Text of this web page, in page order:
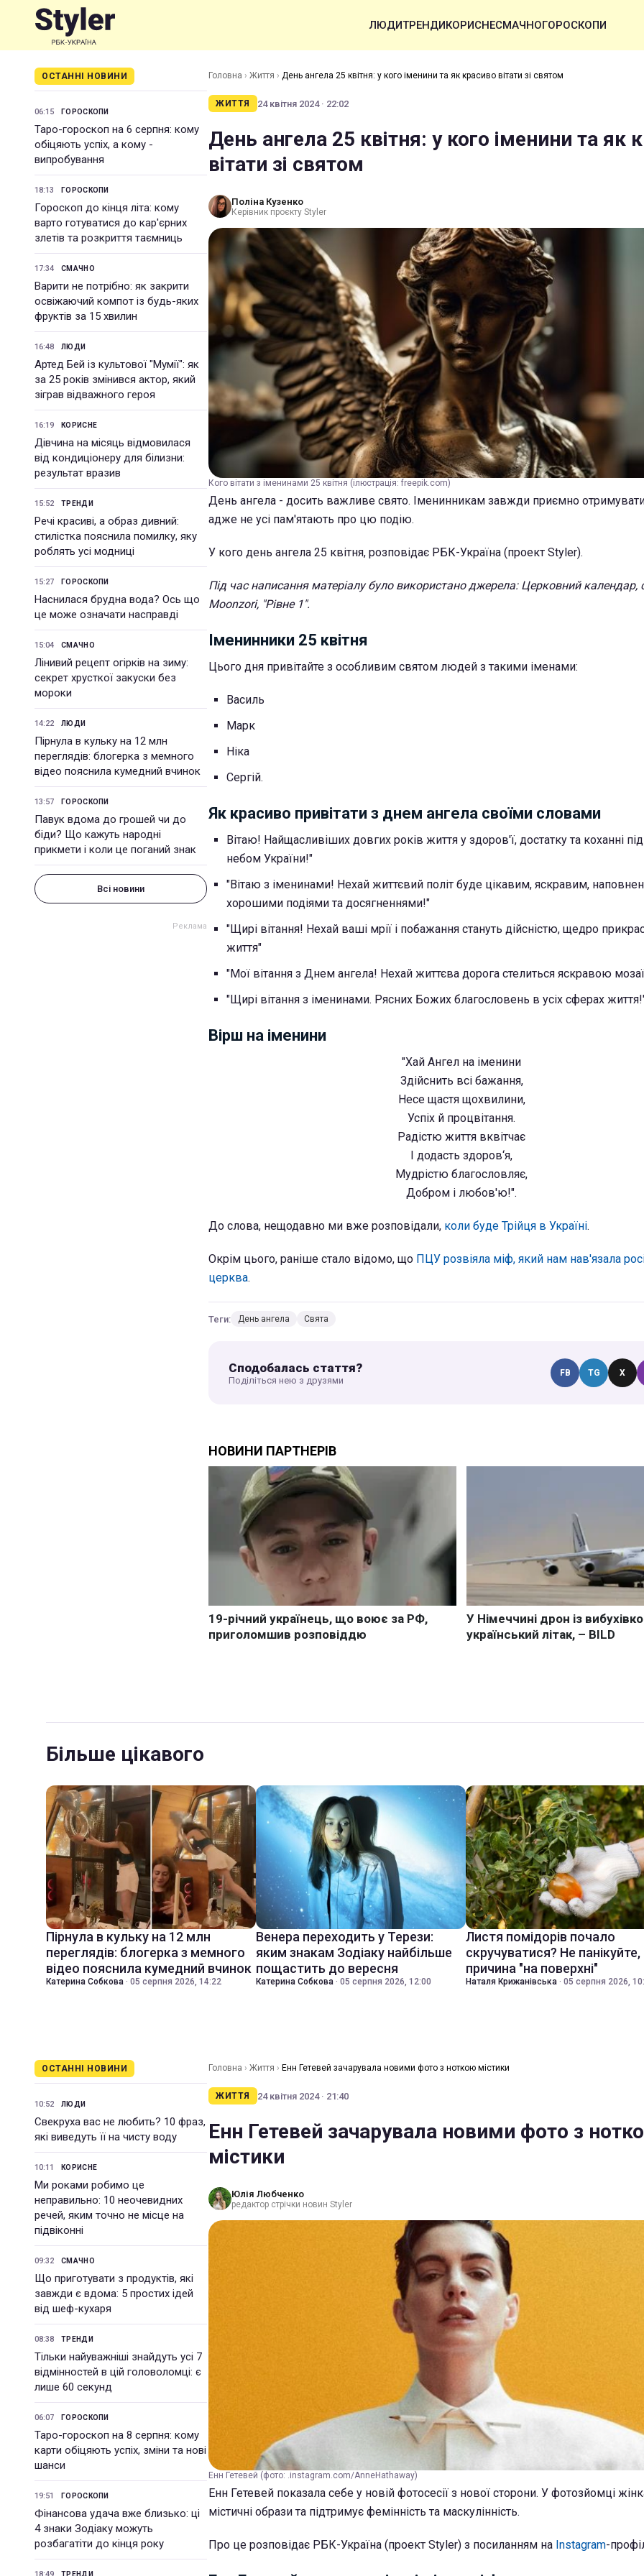
ЛЮДИТРЕНДИКОРИСНЕСМАЧНОГОРОСКОПИ
ОСТАННІ НОВИНИ
06:15 ГОРОСКОПИ
Таро-гороскоп на 6 серпня: кому
обіцяють успіх, а кому -
випробування
18:13 ГОРОСКОПИ
Гороскоп до кінця літа: кому
варто готуватися до кар'єрних
злетів та розкриття таємниць
17:34 СМАЧНО
Варити не потрібно: як закрити
освіжаючий компот із будь-яких
фруктів за 15 хвилин
16:48 ЛЮДИ
Артед Бей із культової "Мумії": як
за 25 років змінився актор, який
зіграв відважного героя
16:19 КОРИСНЕ
Дівчина на місяць відмовилася
від кондиціонеру для білизни:
результат вразив
15:52 ТРЕНДИ
Речі красиві, а образ дивний:
стилістка пояснила помилку, яку
роблять усі модниці
15:27 ГОРОСКОПИ
Наснилася брудна вода? Ось що
це може означати насправді
15:04 СМАЧНО
Лінивий рецепт огірків на зиму:
секрет хрусткої закуски без
мороки
14:22 ЛЮДИ
Пірнула в кульку на 12 млн
переглядів: блогерка з мемного
відео пояснила кумедний вчинок
13:57 ГОРОСКОПИ
Павук вдома до грошей чи до
біди? Що кажуть народні
прикмети і коли це поганий знак
Всі новини
Головна › Життя › День ангела 25 квітня: у кого іменини та як красиво вітати зі святом
ЖИТТЯ 24 квітня 2024 · 22:02
День ангела 25 квітня: у кого іменини та як
вітати зі святом
Поліна Кузенко
Керівник проєкту Styler
Кого вітати з іменинами 25 квітня (ілюстрація: freepik.com)
День ангела - досить важливе свято. Іменинникам завжди приємно отримувати
адже не усі пам'ятають про цю подію.
У кого день ангела 25 квітня, розповідає РБК-Україна (проект Styler).
Під час написання матеріалу було використано джерела: Церковний календар,
Moonzori, "Рівне 1".
Іменинники 25 квітня
Цього дня привітайте з особливим святом людей з такими іменами:
Василь
Марк
Ніка
Сергій.
Як красиво привітати з днем ангела своїми словами
Вітаю! Найщасливіших довгих років життя у здоров'ї, достатку та коханні
небом України!"
"Вітаю з іменинами! Нехай життєвий політ буде цікавим, яскравим,
хорошими подіями та досягненнями!"
"Щирі вітання! Нехай ваші мрії і побажання стануть дійсністю, щедро
життя"
"Мої вітання з Днем ангела! Нехай життєва дорога стелиться яскравою
"Щирі вітання з іменинами. Рясних Божих благословень в усіх сферах
Вірш на іменини
"Хай Ангел на іменини
Здійснить всі бажання,
Несе щастя щохвилини,
Успіх й процвітання.
Радістю життя вквітчає
І додасть здоров‘я,
Мудрістю благословляє,
Добром і любов'ю!".
До слова, нещодавно ми вже розповідали, коли буде Трійця в Україні.
Окрім цього, раніше стало відомо, що ПЦУ розвіяла міф, який нам нав'язала
церква.
Теги: День ангела Свята
Сподобалась стаття?
Поділіться нею з друзями
FB TG X
Більше цікавого
Пірнула в кульку на 12 млн
переглядів: блогерка з мемного
відео пояснила кумедний вчинок
Катерина Собкова · 05 серпня 2026, 14:22
Венера переходить у Терези:
яким знакам Зодіаку найбільше
пощастить до вересня
Катерина Собкова · 05 серпня 2026, 12:00
Листя помідорів почало
скручуватися? Не панікуйте,
причина "на поверхні"
Наталя Крижанівська · 05 серпня 2026,
ОСТАННІ НОВИНИ
10:52 ЛЮДИ
Свекруха вас не любить? 10 фраз,
які виведуть її на чисту воду
10:11 КОРИСНЕ
Ми роками робимо це
неправильно: 10 неочевидних
речей, яким точно не місце на
підвіконні
09:32 СМАЧНО
Що приготувати з продуктів, які
завжди є вдома: 5 простих ідей
від шеф-кухаря
08:38 ТРЕНДИ
Тільки найуважніші знайдуть усі 7
відмінностей в цій головоломці: є
лише 60 секунд
06:07 ГОРОСКОПИ
Таро-гороскоп на 8 серпня: кому
карти обіцяють успіх, зміни та нові
шанси
19:51 ГОРОСКОПИ
Фінансова удача вже близько: ці
4 знаки Зодіаку можуть
розбагатіти до кінця року
ТРЕНДИ
Головна › Життя › Енн Гетевей зачарувала новими фото з ноткою містики
ЖИТТЯ 24 квітня 2024 · 21:40
Енн Гетевей зачарувала новими фото з
містики
Юлія Любченко
редактор стрічки новин Styler
Енн Гетевей (фото: .instagram.com/AnneHathaway)
Енн Гетевей показала себе у новій фотосесії з нової сторони. У фотозйомці
містичні образи та підтримує фемінність та маскулінність.
Про це розповідає РБК-Україна (проект Styler) з посиланням на Instagram-